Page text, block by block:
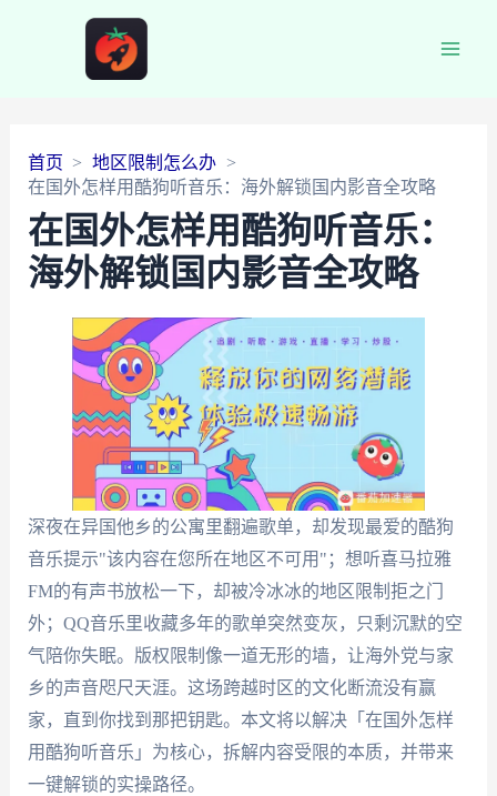
首页
地区限制怎么办
在国外怎样用酷狗听音乐：海外解锁国内影音全攻略
在国外怎样用酷狗听音乐：
海外解锁国内影音全攻略
深夜在异国他乡的公寓里翻遍歌单，却发现最爱的酷狗
音乐提示"该内容在您所在地区不可用"；想听喜马拉雅
FM的有声书放松一下，却被冷冰冰的地区限制拒之门
外；QQ音乐里收藏多年的歌单突然变灰，只剩沉默的空
气陪你失眠。版权限制像一道无形的墙，让海外党与家
乡的声音咫尺天涯。这场跨越时区的文化断流没有赢
家，直到你找到那把钥匙。本文将以解决「在国外怎样
用酷狗听音乐」为核心，拆解内容受限的本质，并带来
一键解锁的实操路径。